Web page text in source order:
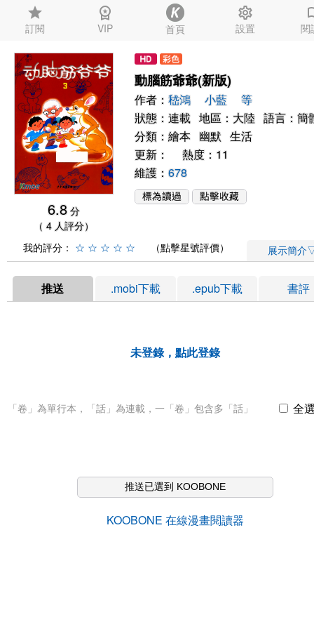
star
訂閱
workspace_premium
VIP 首頁
settings
設置 閱
6.8 分
（ 4 人評分）
動腦筋爺爺(新版)
作者： 嵇鴻 小藍
等
狀態：連載 地區：大陸 語言：簡
分類：繪本 幽默 生活
更新： 熱度：11
維護： 678
我的評分： ☆ ☆ ☆ ☆ ☆ （點擊星號評價） 展示簡介
推送 .mobi下載 .epub下載 書評
未登錄，點此登錄
「卷」為單行本，「話」為連載，一「卷」包含多「話」 全
推送已選到 KOOBONE
KOOBONE 在線漫畫閱讀器